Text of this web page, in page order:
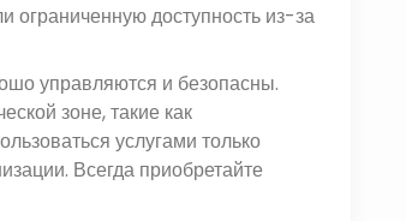
доступность из-за
управляются и безопасны.
зоне, такие как
услугами только
Всегда приобретайте